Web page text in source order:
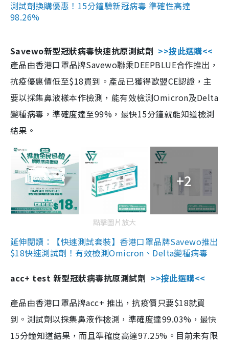
測試劑換購優惠！15分鐘驗新冠病毒 準確性高達
98.26%
Savewo新型冠狀病毒快速抗原測試劑 >>按此選購<<
產品由香港口罩品牌Savewo聯乘DEEPBLUE合作推出，
抗疫優惠價低至$18買到。產品已獲得歐盟CE認證，主
要以採集鼻液樣本作檢測，能有效檢測Omicron及Delta
變種病毒，準確度達至99%，最快15分鐘就能知道檢測
結果。
+2
點擊圖片放大
延伸閱讀：【快速測試套裝】香港口罩品牌Savewo推出
$18快速測試劑！有效檢測Omicron、Delta變種病毒
acc+ test 新型冠狀病毒抗原測試劑 >>按此選購<<
產品由香港口罩品牌acc+ 推出，抗疫價只要$18就買
到。測試劑以採集鼻液作檢測，準確度達99.03%，最快
15分鐘知道結果，而且準確度高達97.25%。目前未有限